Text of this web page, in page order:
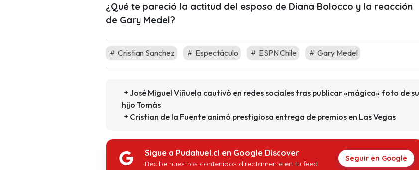
¿Qué te pareció la actitud del esposo de Diana Bolocco y la reacción
de Gary Medel?
Cristian Sanchez Espectáculo ESPN Chile Gary Medel
José Miguel Viñuela cautivó en redes sociales tras publicar «mágica» foto de su
hijo Tomás
Cristian de la Fuente animó prestigiosa entrega de premios en Las Vegas
Sigue a Pudahuel.cl en Google Discover
Recibe nuestros contenidos directamente en tu feed.
Seguir en Google